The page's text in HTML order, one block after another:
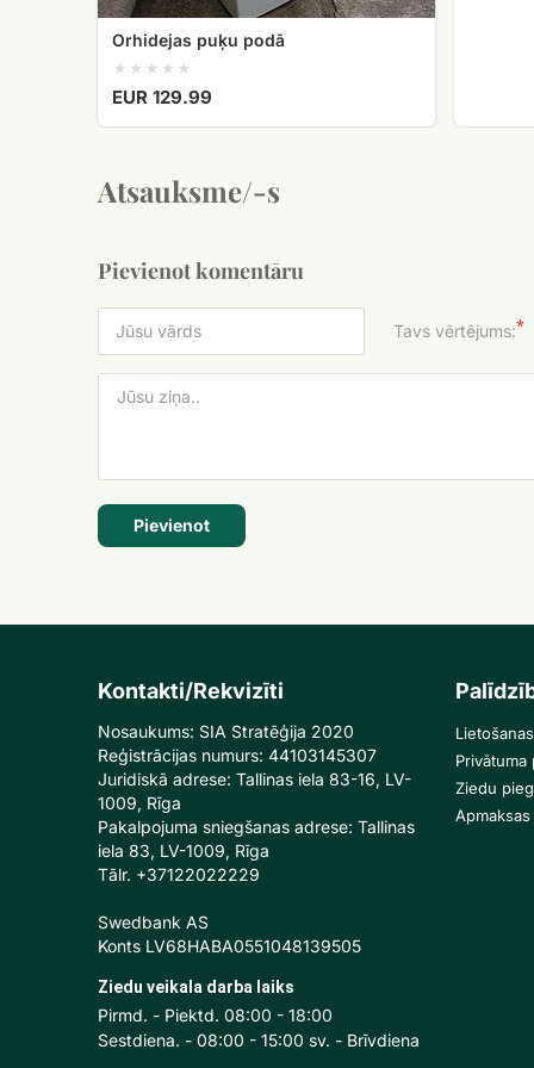
Orhidejas puķu podā
EUR 129.99
Atsauksme/-s
Pievienot komentāru
Tavs vērtējums:*
Pievienot
Kontakti/Rekvizīti
Nosaukums: SIA Stratēģija 2020
Reģistrācijas numurs: 44103145307
Juridiskā adrese: Tallinas iela 83-16, LV-
1009, Rīga
Pakalpojuma sniegšanas adrese: Tallinas
iela 83, LV-1009, Rīga
Tālr. +37122022229
Swedbank AS
Konts LV68HABA0551048139505
Ziedu veikala darba laiks
Pirmd. - Piektd. 08:00 - 18:00
Sestdiena. - 08:00 - 15:00 sv. - Brīvdiena
Privātuma
Ziedu